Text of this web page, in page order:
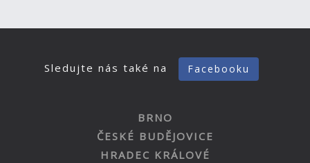
Sledujte nás také na Facebooku
BRNO
ČESKÉ BUDĚJOVICE
HRADEC KRÁLOVÉ